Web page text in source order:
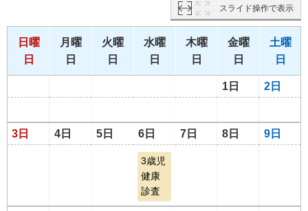
スライド操作で表示
日曜
日
月曜
日
火曜
日
水曜
日
木曜
日
金曜
日
土曜
日
1日 2日
3日 4日 5日 6日 7日 8日 9日
3歳児
健康
診査